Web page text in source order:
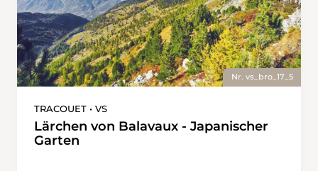
Nr. vs_bro_17_5
TRACOUET • VS
Lärchen von Balavaux - Japanischer
Garten